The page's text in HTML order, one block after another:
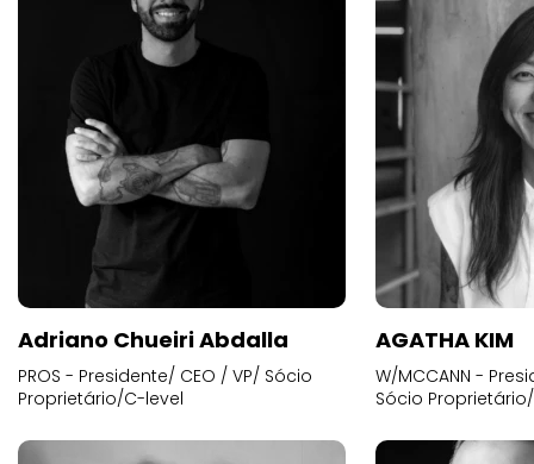
Adriano Chueiri Abdalla
PROS - Presidente/ CEO / VP/ Sócio
Proprietário/C-level
AGATHA KIM
W/MCCANN -
Sócio